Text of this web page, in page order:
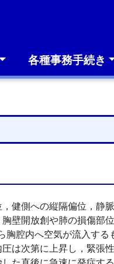
各種事務手続き
健側への縦隔偏位，静
壁開放創や肺の損傷部
腔内へ空気が流入す
は次第に上昇し，緊張